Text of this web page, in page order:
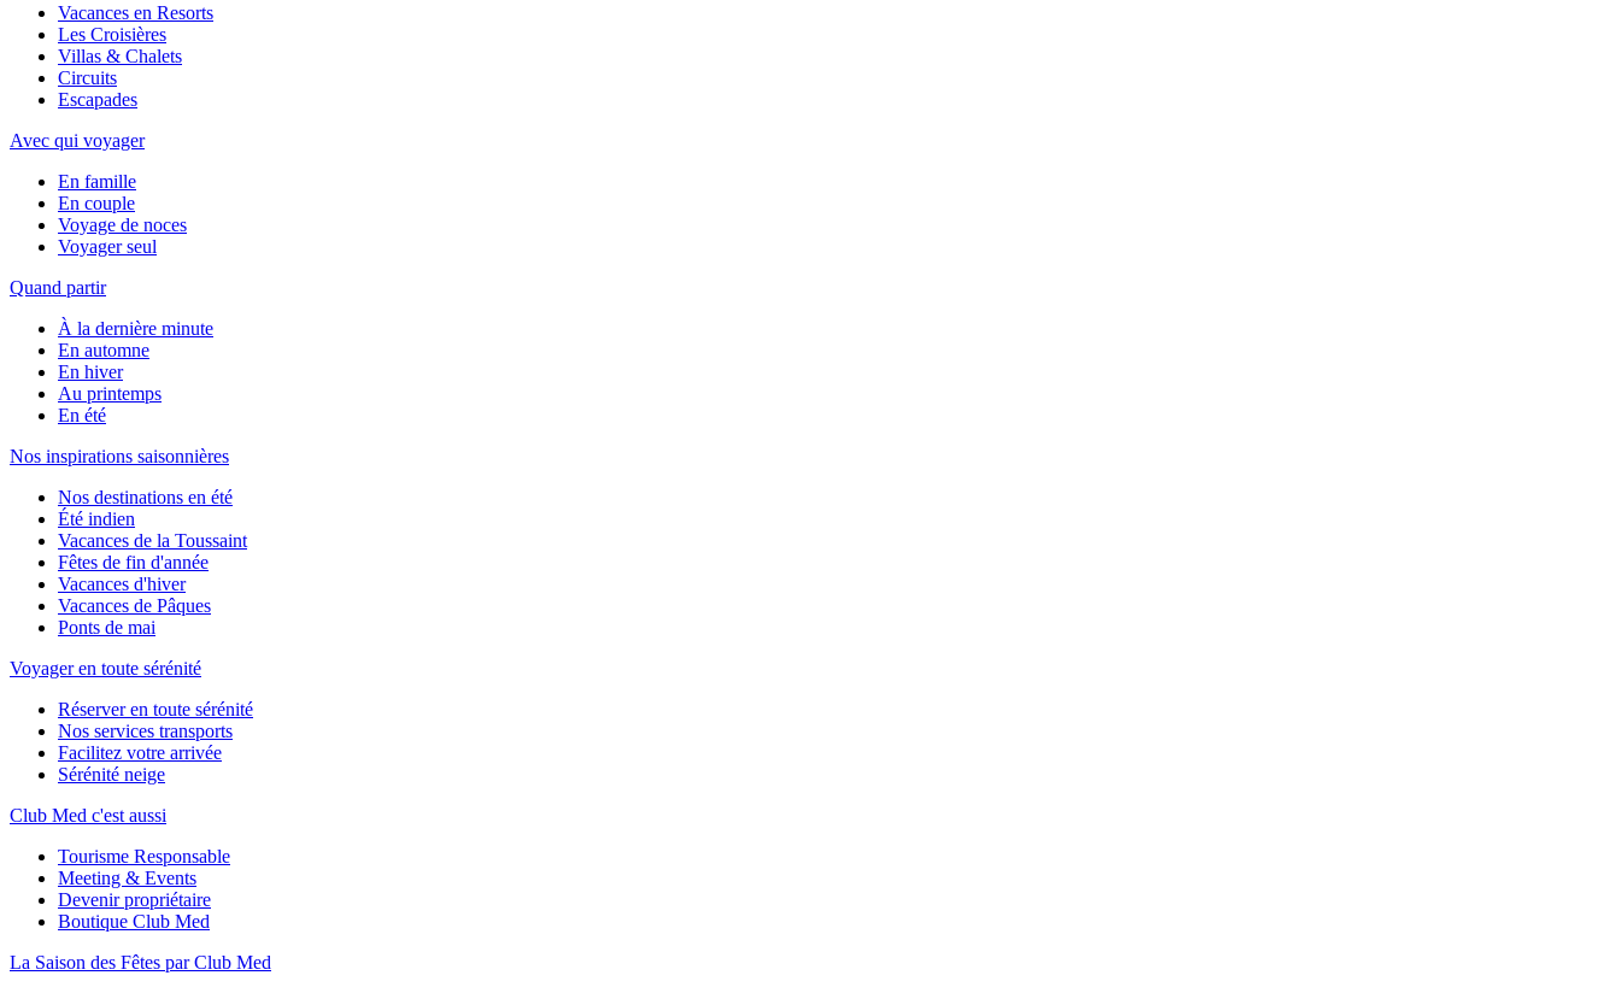
Vacances en Resorts
Les Croisières
Villas & Chalets
Circuits
Escapades
Avec qui voyager
En famille
En couple
Voyage de noces
Voyager seul
Quand partir
À la dernière minute
En automne
En hiver
Au printemps
En été
Nos inspirations saisonnières
Nos destinations en été
Été indien
Vacances de la Toussaint
Fêtes de fin d'année
Vacances d'hiver
Vacances de Pâques
Ponts de mai
Voyager en toute sérénité
Réserver en toute sérénité
Nos services transports
Facilitez votre arrivée
Sérénité neige
Club Med c'est aussi
Tourisme Responsable
Meeting & Events
Devenir propriétaire
Boutique Club Med
La Saison des Fêtes par Club Med